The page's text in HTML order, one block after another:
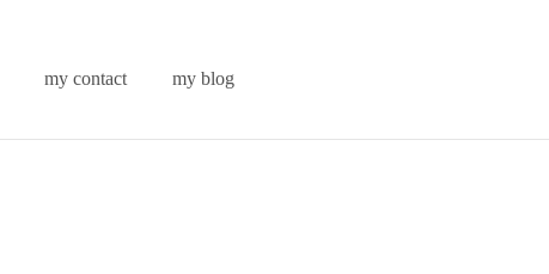
my contact my blog